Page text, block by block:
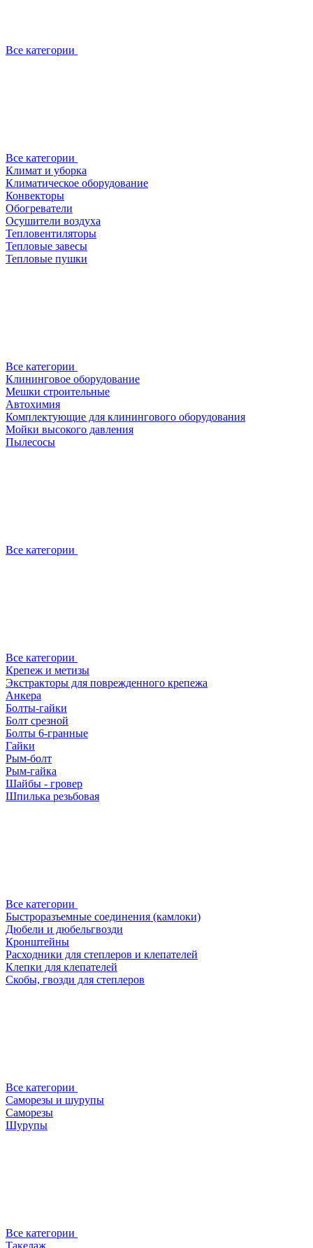
Все категории
Все категории
Климат и уборка
Климатическое оборудование
Конвекторы
Обогреватели
Осушители воздуха
Тепловентиляторы
Тепловые завесы
Тепловые пушки
Все категории
Клининговое оборудование
Мешки строительные
Автохимия
Комплектующие для клинингового оборудования
Мойки высокого давления
Пылесосы
Все категории
Все категории
Крепеж и метизы
Экстракторы для поврежденного крепежа
Анкера
Болты-гайки
Болт срезной
Болты 6-гранные
Гайки
Рым-болт
Рым-гайка
Шайбы - гровер
Шпилька резьбовая
Все категории
Быстроразъемные соединения (камлоки)
Дюбели и дюбельгвозди
Кронштейны
Расходники для степлеров и клепателей
Клепки для клепателей
Скобы, гвозди для степлеров
Все категории
Саморезы и шурупы
Саморезы
Шурупы
Все категории
Такелаж